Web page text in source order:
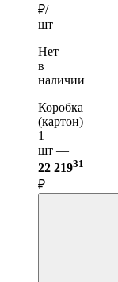
₽/
шт
Нет
в
наличии
Коробка
(картон)
1
шт —
22 21931
₽